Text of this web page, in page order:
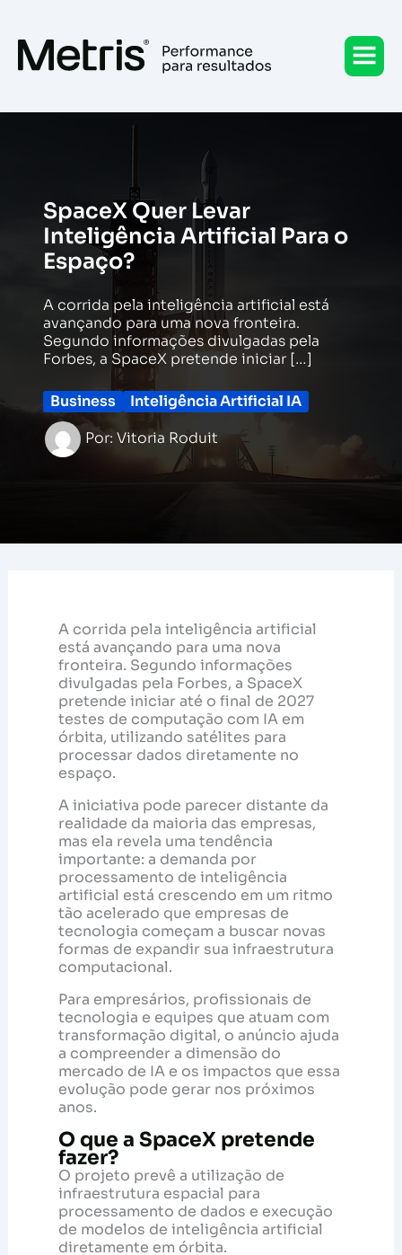
conteúdo
SpaceX Quer Levar
Inteligência Artificial Para o
Espaço?
A corrida pela inteligência artificial está
avançando para uma nova fronteira.
Segundo informações divulgadas pela
Forbes, a SpaceX pretende iniciar […]
Business
Inteligência Artificial IA
Por: Vitoria Roduit
A corrida pela inteligência artificial
está avançando para uma nova
fronteira. Segundo informações
divulgadas pela Forbes, a SpaceX
pretende iniciar até o final de 2027
testes de computação com IA em
órbita, utilizando satélites para
processar dados diretamente no
espaço.
A iniciativa pode parecer distante da
realidade da maioria das empresas,
mas ela revela uma tendência
importante: a demanda por
processamento de inteligência
artificial está crescendo em um ritmo
tão acelerado que empresas de
tecnologia começam a buscar novas
formas de expandir sua infraestrutura
computacional.
Para empresários, profissionais de
tecnologia e equipes que atuam com
transformação digital, o anúncio ajuda
a compreender a dimensão do
mercado de IA e os impactos que essa
evolução pode gerar nos próximos
anos.
O que a SpaceX pretende
fazer?
O projeto prevê a utilização de
infraestrutura espacial para
processamento de dados e execução
de modelos de inteligência artificial
diretamente em órbita.